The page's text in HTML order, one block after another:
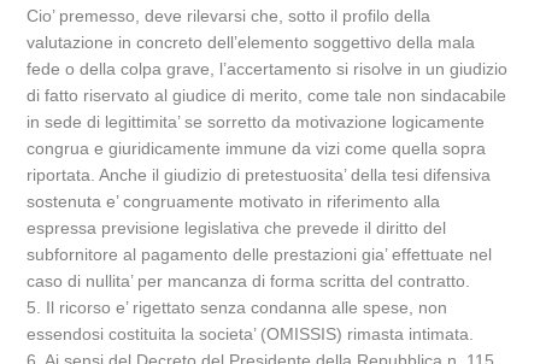
Cio’ premesso, deve rilevarsi che, sotto il profilo della
valutazione in concreto dell’elemento soggettivo della mala
fede o della colpa grave, l’accertamento si risolve in un giudizio
di fatto riservato al giudice di merito, come tale non sindacabile
in sede di legittimita’ se sorretto da motivazione logicamente
congrua e giuridicamente immune da vizi come quella sopra
riportata. Anche il giudizio di pretestuosita’ della tesi difensiva
sostenuta e’ congruamente motivato in riferimento alla
espressa previsione legislativa che prevede il diritto del
subfornitore al pagamento delle prestazioni gia’ effettuate nel
caso di nullita’ per mancanza di forma scritta del contratto.
5. Il ricorso e’ rigettato senza condanna alle spese, non
essendosi costituita la societa’ (OMISSIS) rimasta intimata.